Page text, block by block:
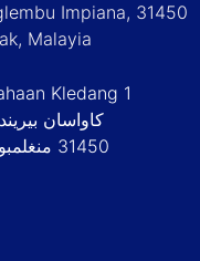
Impiana, 31450
Malayia.
Kledang 1,
كاواسان
31450 منغلمبو، إيبوه، بيراك، ماليزيا.